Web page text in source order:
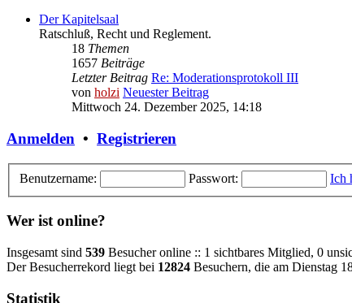
Der Kapitelsaal
Ratschluß, Recht und Reglement.
18 Themen
1657 Beiträge
Letzter Beitrag Re: Moderationsprotokoll III
von holzi Neuester Beitrag
Mittwoch 24. Dezember 2025, 14:18
Anmelden • Registrieren
Benutzername: Passwort: Ich
Wer ist online?
Insgesamt sind 539 Besucher online :: 1 sichtbares Mitglied, 0
Der Besucherrekord liegt bei 12824 Besuchern, die am Dienstag
Statistik